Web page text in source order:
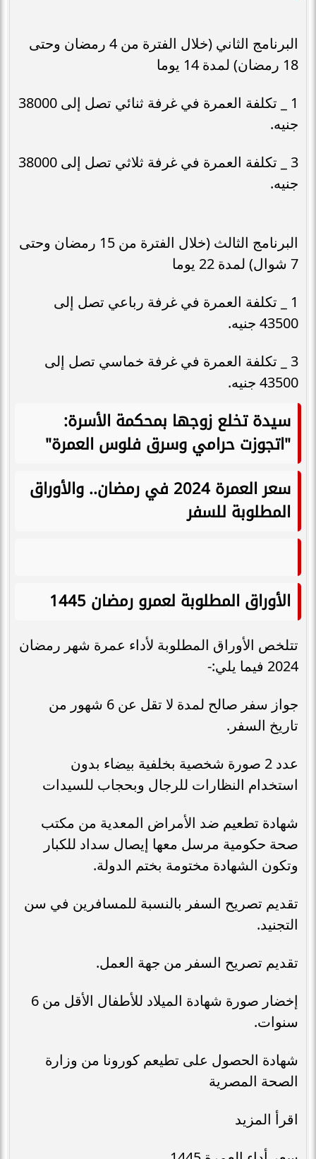
البرنامج الثاني (خلال الفترة من 4 رمضان وحتى
18 رمضان) لمدة 14 يوما
1 _ تكلفة العمرة في غرفة ثنائي تصل إلى 38000
جنيه.
3 _ تكلفة العمرة في غرفة ثلاثي تصل إلى 38000
جنيه.
البرنامج الثالث (خلال الفترة من 15 رمضان وحتى
7 شوال) لمدة 22 يوما
1 _ تكلفة العمرة في غرفة رباعي تصل إلى
43500 جنيه.
3 _ تكلفة العمرة في غرفة خماسي تصل إلى
43500 جنيه.
سيدة تخلع زوجها بمحكمة الأسرة:
"اتجوزت حرامي وسرق فلوس العمرة"
سعر العمرة 2024 في رمضان.. والأوراق
المطلوبة للسفر
الأوراق المطلوبة لعمرو رمضان 1445
تتلخص الأوراق المطلوبة لأداء عمرة شهر رمضان
2024 فيما يلي:-
جواز سفر صالح لمدة لا تقل عن 6 شهور من
تاريخ السفر.
عدد 2 صورة شخصية بخلفية بيضاء بدون
استخدام النظارات للرجال وبحجاب للسيدات
شهادة تطعيم ضد الأمراض المعدية من مكتب
صحة حكومية مرسل معها إيصال سداد للكبار
وتكون الشهادة مختومة بختم الدولة.
تقديم تصريح السفر بالنسبة للمسافرين في سن
التجنيد.
تقديم تصريح السفر من جهة العمل.
إخضار صورة شهادة الميلاد للأطفال الأقل من 6
سنوات.
شهادة الحصول على تطيعم كورونا من وزارة
الصحة المصرية
اقرأ المزيد